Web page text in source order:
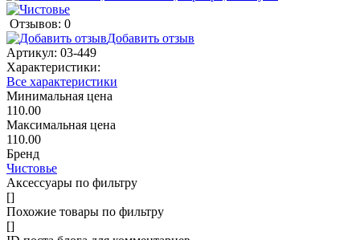
Отзывов: 0
Добавить отзыв
Артикул: 03-449
Характеристики:
Все характеристики
Минимальная цена
110.00
Максимальная цена
110.00
Бренд
Чистовье
Аксессуары по фильтру
[]
Похожие товары по фильтру
[]